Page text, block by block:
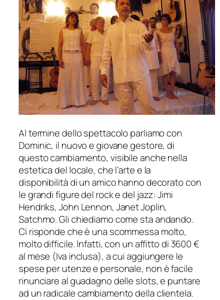
Al termine dello spettacolo parliamo con
Dominic, il nuovo e giovane gestore, di
questo cambiamento, visibile anche nella
estetica del locale, che l’arte e la
disponibilità di un amico hanno decorato con
le grandi figure del rock e del jazz: Jimi
Hendriks, John Lennon, Janet Joplin,
Satchmo. Gli chiediamo come sta andando.
Ci risponde che è una scommessa molto,
molto difficile. Infatti, con un affitto di 3600 €
al mese (Iva inclusa), a cui aggiungere le
spese per utenze e personale, non è facile
rinunciare al guadagno delle slots, e puntare
ad un radicale cambiamento della clientela.